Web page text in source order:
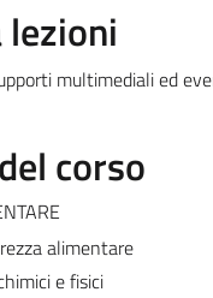
lezioni
multimediali ed
corso
alimentare
e fisici